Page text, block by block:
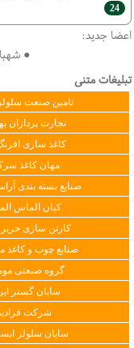
24
اعضا جدید:
●
تبلیغات متنی
تامین صنعت
تجارت پردازان
کاغذ سازی
مهان کاغذ
صنایع بسته بندی
کیان الماس
کارتن سازی حریر
صنایع چوب و کاغذ
گروه صنعتی
سایان گستر
شرکت
سایان سلولز